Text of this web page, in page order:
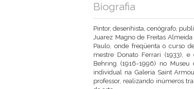
Biografia
Pintor, desenhista, cenógrafo,
Juarez Magno de Freitas
Paulo, onde freqüenta o curso
mestre Donato Ferrari (1933),
Behring (1916-1996) no
individual na Galeria Saint
professor, realizando inúmeros